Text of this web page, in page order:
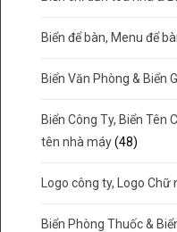
Biển để bàn, Menu để
Biển Văn Phòng & Biển
Biển Công Ty, Biển Tên
tên nhà máy (48)
Logo công ty, Logo Chữ
Biển Phòng Thuốc &